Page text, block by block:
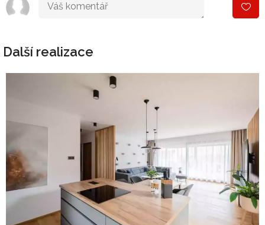
Další realizace